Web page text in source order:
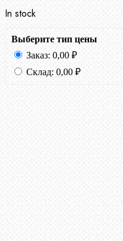
In stock
Выберите тип цены
Заказ: 0,00 ₽
Склад: 0,00 ₽